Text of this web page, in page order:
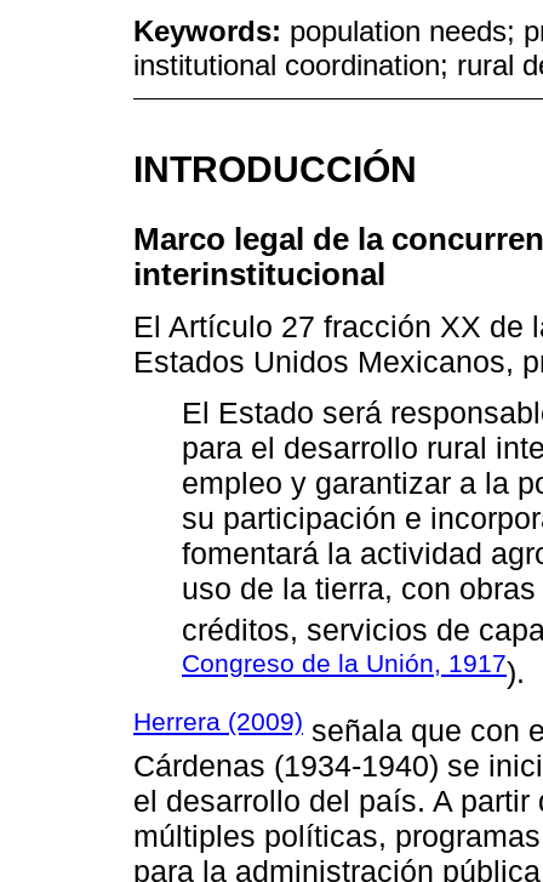
Keywords: population needs;
institutional coordination; rural
INTRODUCCIÓN
Marco legal de la
interinstitucional
El Artículo 27 fracción XX de
Estados Unidos Mexicanos,
El Estado será
para el desarrollo rural
empleo y garantizar a la
su participación e
fomentará la actividad
uso de la tierra, con
créditos, servicios de
Congreso de la Unión, 1917).
Herrera (2009) señala que con
Cárdenas (1934-1940) se
el desarrollo del país. A
múltiples políticas,
para la administración